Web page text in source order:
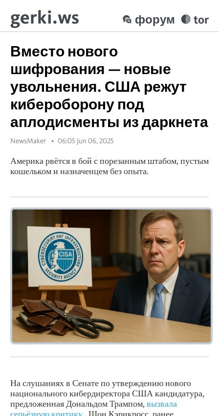
gerki.ws tor
форум
Вместо нового
шифрования — новые
увольнения. США режут
кибероборону под
аплодисменты из даркнета
NewsMaker 06:05 Jun 06, 2025
Америка рвётся в бой с порезанным штабом, пустым
кошельком и назначенцем без опыта.
На слушаниях в Сенате по утверждению нового
национального кибердиректора США кандидатура,
предложенная Дональдом Трампом, вызвала
серьёзную критику . Шон Кэрнкросс, ранее